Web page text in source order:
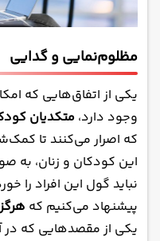
مظلوم‌نمایی و گدایی
یکی از اتفاق‌هایی که
وجود دارد، متکدیان
که اصرار می‌کنند تا
این کودکان و زنان، به
نباید گول این افراد را
پیشنهاد می‌کنیم که
یکی از مقصدهایی که در